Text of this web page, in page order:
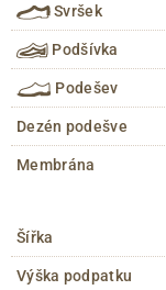
Svršek
Podšívka
Podešev
Dezén podešve
Membrána
Šířka
Výška podpatku